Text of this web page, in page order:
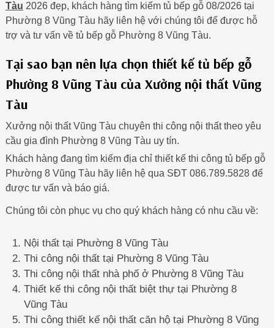
Tàu 2026 đẹp, khách hàng tìm kiếm tủ bếp gỗ 08/2026 tại
Phường 8 Vũng Tàu hãy liên hệ với chúng tôi để được hỗ
trợ và tư vấn về tủ bếp gỗ Phường 8 Vũng Tàu.
Tại sao bạn nên lựa chọn thiết kế tủ bếp gỗ
Phường 8 Vũng Tàu của Xưởng nội thất Vũng
Tàu
Xưởng nội thất Vũng Tàu chuyên thi công nội thất theo yêu
cầu gia đình Phường 8 Vũng Tàu uy tín.
Khách hàng đang tìm kiếm địa chỉ thiết kế thi công tủ bếp gỗ
Phường 8 Vũng Tàu hãy liên hệ qua SĐT 086.789.5828 để
được tư vấn và báo giá.
Chúng tôi còn phục vụ cho quý khách hàng có nhu cầu về:
Nội thất tại Phường 8 Vũng Tàu
Thi công nội thất tại Phường 8 Vũng Tàu
Thi công nội thất nhà phố ở Phường 8 Vũng Tàu
Thiết kế thi công nội thất biệt thự tại Phường 8
Vũng Tàu
Thi công thiết kế nội thất căn hộ tại Phường 8 Vũng